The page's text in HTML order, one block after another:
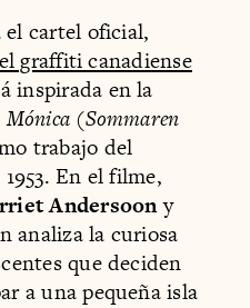
el cartel oficial,
graffiti canadiense
inspirada en la
Mónica (Sommaren
trabajo del
En el filme,
Andersoony
analiza la curiosa
que deciden
a una pequeña isla